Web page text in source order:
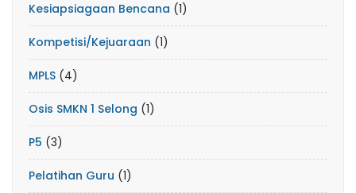
Kesiapsiagaan Bencana (1)
Kompetisi/Kejuaraan (1)
MPLS (4)
Osis SMKN 1 Selong (1)
P5 (3)
Pelatihan Guru (1)